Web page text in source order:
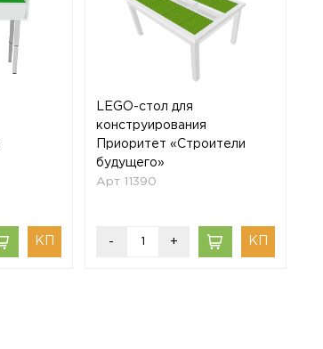
LEGO-стол для
конструирования
Приоритет «Строители
будущего»
Арт 11390
- +